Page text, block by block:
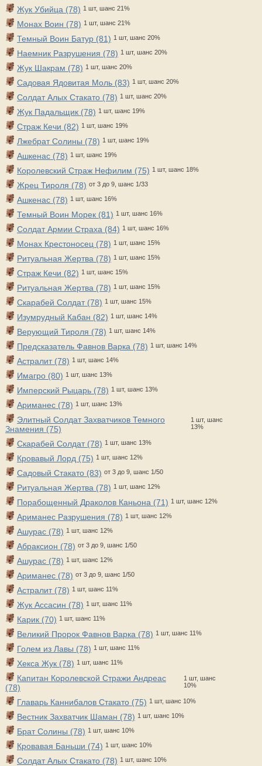
Жук Убийца (78) 1 шт, шанс 21%
Монах Воин (78) 1 шт, шанс 21%
Темный Воин Батур (81) 1 шт, шанс 20%
Наемник Разрушения (78) 1 шт, шанс 20%
Жук Шакрам (78) 1 шт, шанс 20%
Садовая Ядовитая Моль (83) 1 шт, шанс 20%
Солдат Алых Стакато (78) 1 шт, шанс 20%
Жук Падальщик (78) 1 шт, шанс 19%
Страж Кечи (82) 1 шт, шанс 19%
Лжебрат Солины (78) 1 шт, шанс 19%
Ашкенас (78) 1 шт, шанс 19%
Королевский Страж Нефилим (75) 1 шт, шанс 18%
Жрец Тироля (78) от 3 до 9, шанс 1/33
Ашкенас (78) 1 шт, шанс 16%
Темный Воин Морек (81) 1 шт, шанс 16%
Солдат Армии Страха (84) 1 шт, шанс 16%
Монах Крестоносец (78) 1 шт, шанс 15%
Ритуальная Жертва (78) 1 шт, шанс 15%
Страж Кечи (82) 1 шт, шанс 15%
Ритуальная Жертва (78) 1 шт, шанс 15%
Скарабей Солдат (78) 1 шт, шанс 15%
Изумрудный Кабан (82) 1 шт, шанс 14%
Верующий Тироля (78) 1 шт, шанс 14%
Предсказатель Фавнов Варка (78) 1 шт, шанс 14%
Астралит (78) 1 шт, шанс 14%
Имагро (80) 1 шт, шанс 13%
Имперский Рыцарь (78) 1 шт, шанс 13%
Ариманес (78) 1 шт, шанс 13%
Элитный Солдат Захватчиков Темного
Знамения (75)
1 шт, шанс
13%
Скарабей Солдат (78) 1 шт, шанс 13%
Кровавый Лорд (75) 1 шт, шанс 12%
Садовый Стакато (83) от 3 до 9, шанс 1/50
Ритуальная Жертва (78) 1 шт, шанс 12%
Порабощенный Драколов Каньона (71) 1 шт, шанс 12%
Ариманес Разрушения (78) 1 шт, шанс 12%
Ашурас (78) 1 шт, шанс 12%
Абраксион (78) от 3 до 9, шанс 1/50
Ашурас (78) 1 шт, шанс 12%
Ариманес (78) от 3 до 9, шанс 1/50
Астралит (78) 1 шт, шанс 11%
Жук Ассасин (78) 1 шт, шанс 11%
Карик (70) 1 шт, шанс 11%
Великий Пророк Фавнов Варка (78) 1 шт, шанс 11%
Голем из Лавы (78) 1 шт, шанс 11%
Хекса Жук (78) 1 шт, шанс 11%
Капитан Королевской Стражи Андреас
(78)
1 шт, шанс
10%
Главарь Каннибалов Стакато (75) 1 шт, шанс 10%
Вестник Захватчик Шаман (78) 1 шт, шанс 10%
Брат Солины (78) 1 шт, шанс 10%
Кровавая Баньши (74) 1 шт, шанс 10%
Солдат Алых Стакато (78) 1 шт, шанс 10%